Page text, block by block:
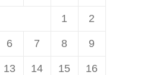
1 2
6 7 8 9
13 14 15 16